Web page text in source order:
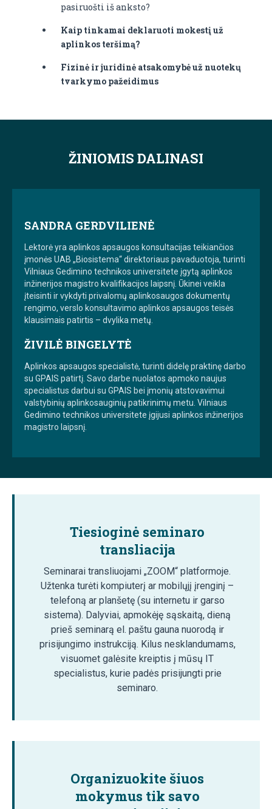
pasiruošti iš anksto?
Kaip tinkamai deklaruoti mokestį už
aplinkos teršimą?
Fizinė ir juridinė atsakomybė už nuotekų
tvarkymo pažeidimus
ŽINIOMIS DALINASI
SANDRA GERDVILIENĖ
Lektorė yra aplinkos apsaugos konsultacijas teikiančios
įmonės UAB „Biosistema“ direktoriaus pavaduotoja, turinti
Vilniaus Gedimino technikos universitete įgytą aplinkos
inžinerijos magistro kvalifikacijos laipsnį. Ūkinei veikla
įteisinti ir vykdyti privalomų aplinkosaugos dokumentų
rengimo, verslo konsultavimo aplinkos apsaugos teisės
klausimais patirtis – dvylika metų.
ŽIVILĖ BINGELYTĖ
Aplinkos apsaugos specialistė, turinti didelę praktinę darbo
su GPAIS patirtį. Savo darbe nuolatos apmoko naujus
specialistus darbui su GPAIS bei įmonių atstovavimui
valstybinių aplinkosauginių patikrinimų metu. Vilniaus
Gedimino technikos universitete įgijusi aplinkos inžinerijos
magistro laipsnį.
Tiesioginė seminaro
transliacija
Seminarai transliuojami „ZOOM“ platformoje.
Užtenka turėti kompiuterį ar mobilųjį įrenginį –
telefoną ar planšetę (su internetu ir garso
sistema). Dalyviai, apmokėję sąskaitą, dieną
prieš seminarą el. paštu gauna nuorodą ir
prisijungimo instrukciją. Kilus nesklandumams,
visuomet galėsite kreiptis į mūsų IT
specialistus, kurie padės prisijungti prie
seminaro.
Organizuokite šiuos
mokymus tik savo